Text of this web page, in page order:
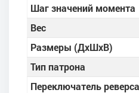
Шаг значений момента
Вес
Размеры (ДхШхВ)
Тип патрона
Переключатель реверса